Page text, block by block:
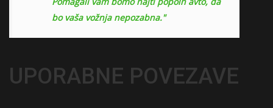
bo vaša vožnja nepozabna."
UPORABNE POVEZAVE